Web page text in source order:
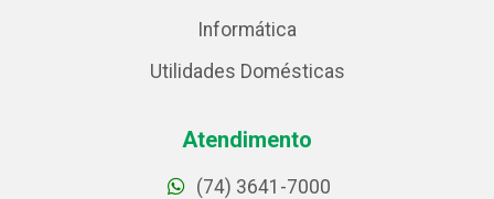
Informática
Utilidades Domésticas
Atendimento
(74) 3641-7000